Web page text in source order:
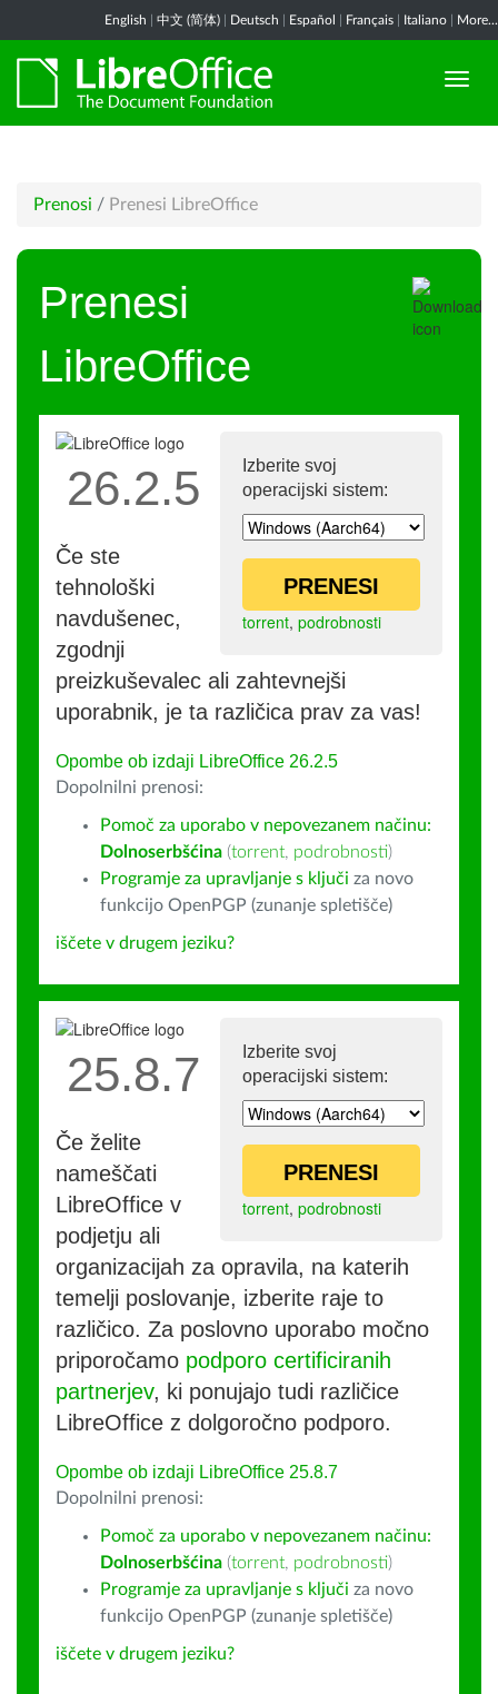
English 中文 (简体) Deutsch Español Français Italiano More...
Prenosi / Prenesi LibreOffice
Prenesi
LibreOffice
Izberite svoj
operacijski sistem:
PRENESI
torrent, podrobnosti
26.2.5
Če ste
tehnološki
navdušenec,
zgodnji
preizkuševalec ali zahtevnejši
uporabnik, je ta različica prav za vas!
Opombe ob izdaji LibreOffice 26.2.5
Dopolnilni prenosi:
Pomoč za uporabo v nepovezanem načinu:
Dolnoserbšćina (torrent, podrobnosti)
Programje za upravljanje s ključi za novo
funkcijo OpenPGP (zunanje spletišče)
iščete v drugem jeziku?
Izberite svoj
operacijski sistem:
PRENESI
torrent, podrobnosti
25.8.7
Če želite
nameščati
LibreOffice v
podjetju ali
organizacijah za opravila, na katerih
temelji poslovanje, izberite raje to
različico. Za poslovno uporabo močno
priporočamo podporo certificiranih
partnerjev, ki ponujajo tudi različice
LibreOffice z dolgoročno podporo.
Opombe ob izdaji LibreOffice 25.8.7
Dopolnilni prenosi:
Pomoč za uporabo v nepovezanem načinu:
Dolnoserbšćina (torrent, podrobnosti)
Programje za upravljanje s ključi za novo
funkcijo OpenPGP (zunanje spletišče)
iščete v drugem jeziku?